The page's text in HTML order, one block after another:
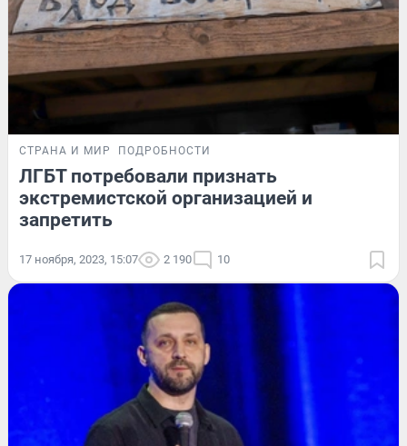
СТРАНА И МИР ПОДРОБНОСТИ
ЛГБТ потребовали признать
экстремистской организацией и
запретить
17 ноября, 2023, 15:07 2 190 10